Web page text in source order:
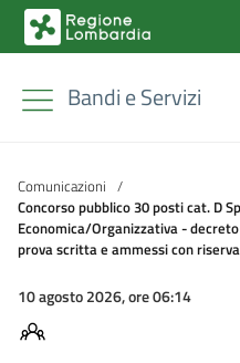
Bandi e Servizi
Comunicazioni /
Concorso pubblico 30 posti cat. D
Economica/Organizzativa -
prova scritta e ammessi con
10 agosto 2026, ore 06:14